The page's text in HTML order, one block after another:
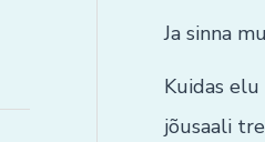
Ja sinna
Kuidas
jõusaali